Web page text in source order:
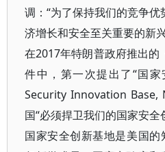
调：“为了保持我们的竞争
济增长和安全至关重要的新
在2017年特朗普政府推出的
件中，第一次提出了“国
Security Innovation Base,
国“必须捍卫我们的国家安全
国家安全创新基地是美国